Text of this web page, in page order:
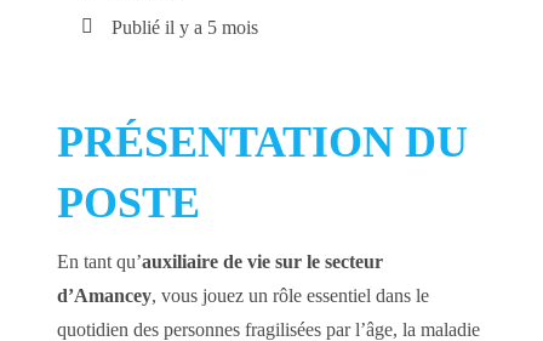
Publié il y a 5 mois
PRÉSENTATION DU
POSTE
En tant qu’auxiliaire de vie sur le secteur
d’Amancey, vous jouez un rôle essentiel dans le
quotidien des personnes fragilisées par l’âge, la maladie